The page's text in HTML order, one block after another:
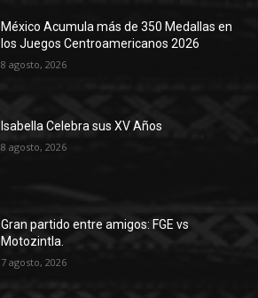
México Acumula más de 350 Medallas en
los Juegos Centroamericanos 2026
8 agosto, 2026
Isabella Celebra sus XV Años
8 agosto, 2026
Gran partido entre amigos: FGE vs
Motozintla.
7 agosto, 2026